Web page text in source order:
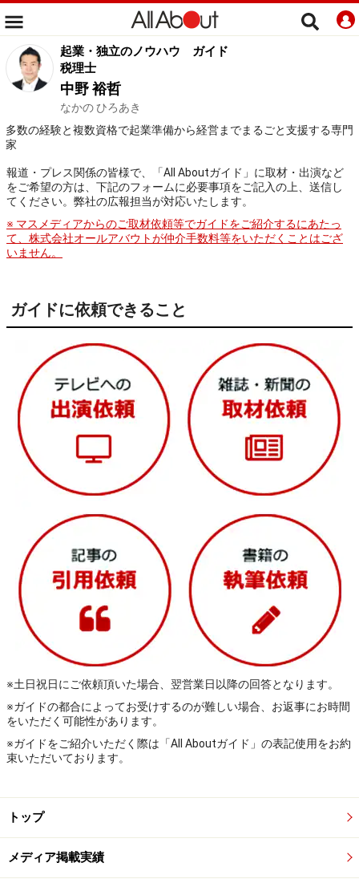
起業・独立のノウハウ
ガイド
税理士
中野 裕哲
なかの ひろあき
多数の経験と複数資格で起業準備から経営までまるごと支援する専門
家
報道・プレス関係の皆様で、「All Aboutガイド」に取材・出演など
をご希望の方は、下記のフォームに必要事項をご記入の上、送信し
てください。弊社の広報担当が対応いたします。
※ マスメディアからのご取材依頼等でガイドをご紹介するにあたっ
て、株式会社オールアバウトが仲介手数料等をいただくことはござ
いません。
ガイドに依頼できること
※土日祝日にご依頼頂いた場合、翌営業日以降の回答となります。
※ガイドの都合によってお受けするのが難しい場合、お返事にお時間
をいただく可能性があります。
※ガイドをご紹介いただく際は「All Aboutガイド」の表記使用をお約
束いただいております。
トップ
メディア掲載実績